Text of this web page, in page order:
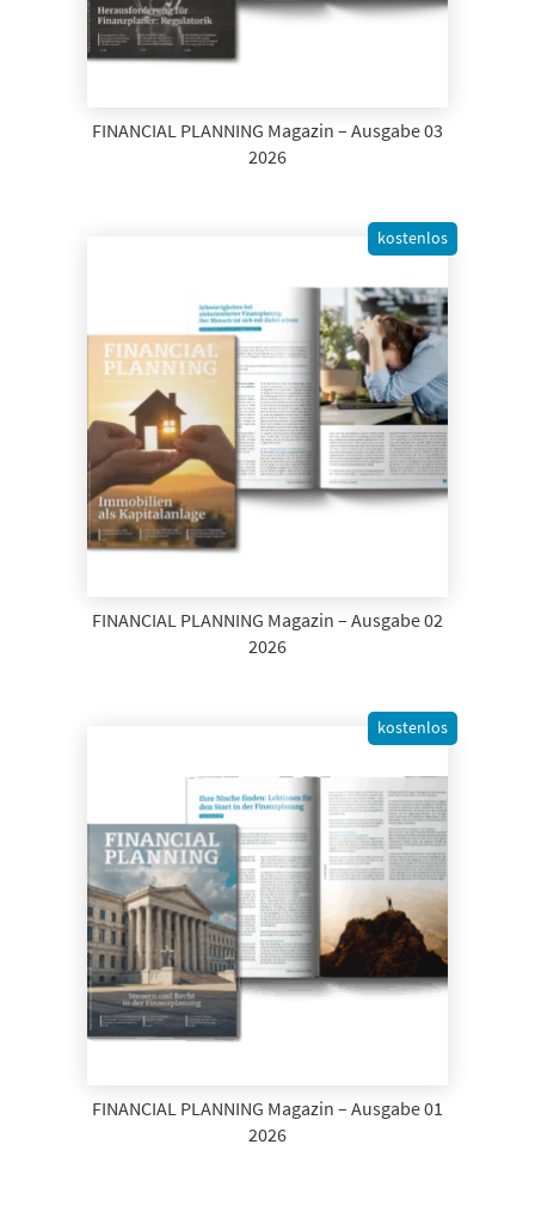
FINANCIAL PLANNING Magazin – Ausgabe 03
2026
FINANCIAL PLANNING Magazin – Ausgabe 02
2026
kostenlos
FINANCIAL PLANNING Magazin – Ausgabe 01
2026
kostenlos